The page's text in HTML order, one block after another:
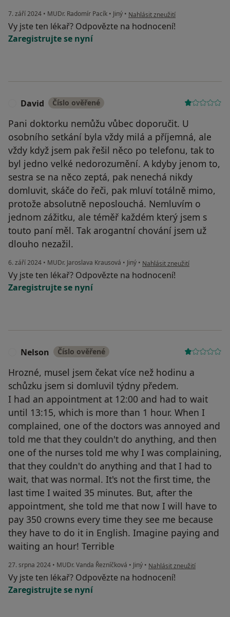
7. září 2024 • MUDr. Radomír Pacík • Jiný • podle názoru uživatele N
Nahlásit zneužití
Vy jste ten lékař? Odpovězte na hodnocení!
Zaregistrujte se nyní
David Číslo ověřené
Pani doktorku nemůžu vůbec doporučit. U
osobního setkání byla vždy milá a příjemná, ale
vždy když jsem pak řešil něco po telefonu, tak to
byl jedno velké nedorozumění. A kdyby jenom to,
sestra se na něco zeptá, pak nenechá nikdy
domluvit, skáče do řeči, pak mluví totálně mimo,
protože absolutně neposlouchá. Nemluvím o
jednom zážitku, ale téměř každém který jsem s
touto paní měl. Tak arogantní chování jsem už
dlouho nezažil.
6. září 2024 • MUDr. Jaroslava Krausová • Jiný • podle názoru uživatele David
Nahlásit zneužití
Vy jste ten lékař? Odpovězte na hodnocení!
Zaregistrujte se nyní
Nelson Číslo ověřené
Hrozné, musel jsem čekat více než hodinu a
schůzku jsem si domluvil týdny předem.
I had an appointment at 12:00 and had to wait
until 13:15, which is more than 1 hour. When I
complained, one of the doctors was annoyed and
told me that they couldn't do anything, and then
one of the nurses told me why I was complaining,
that they couldn't do anything and that I had to
wait, that was normal. It's not the first time, the
last time I waited 35 minutes. But, after the
appointment, she told me that now I will have to
pay 350 crowns every time they see me because
they have to do it in English. Imagine paying and
waiting an hour! Terrible
27. srpna 2024 • MUDr. Vanda Řezníčková • Jiný • podle názoru uživatele
Nahlásit zneužití
Vy jste ten lékař? Odpovězte na hodnocení!
Zaregistrujte se nyní